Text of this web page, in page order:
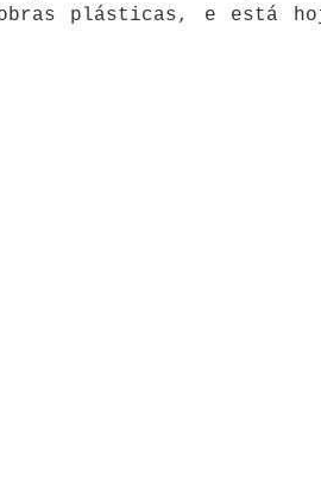
plásticas, e está